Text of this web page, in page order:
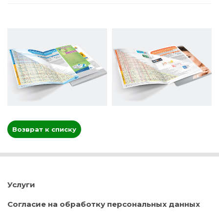
Возврат к списку
Услуги
Согласие на обработку персональных данных